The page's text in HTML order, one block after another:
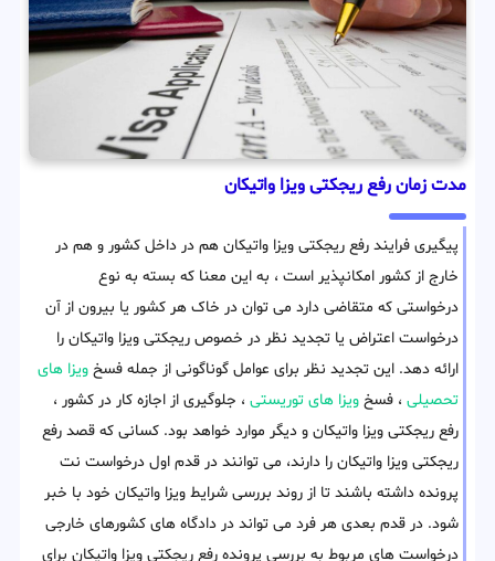
مدت زمان رفع ریجکتی ویزا واتیکان
پیگیری فرایند رفع ریجکتی ویزا واتیکان هم در داخل کشور و هم در
خارج از کشور امکانپذیر است ، به این معنا که بسته به نوع
درخواستی که متقاضی دارد می توان در خاک هر کشور یا بیرون از آن
درخواست اعتراض یا تجدید نظر در خصوص ریجکتی ویزا واتیکان را
ارائه دهد. این تجدید نظر برای عوامل گوناگونی از جمله فسخ ویزا های
تحصیلی ، فسخ ویزا های توریستی ، جلوگیری از اجازه کار در کشور ،
رفع ریجکتی ویزا واتیکان و دیگر موارد خواهد بود. کسانی که قصد رفع
ریجکتی ویزا واتیکان را دارند، می توانند در قدم اول درخواست نت
پرونده داشته باشند تا از روند بررسی شرایط ویزا واتیکان خود با خبر
شود. در قدم بعدی هر فرد می تواند در دادگاه های کشورهای خارجی
درخواست های مربوط به بررسی پرونده رفع ریجکتی ویزا واتیکان برای